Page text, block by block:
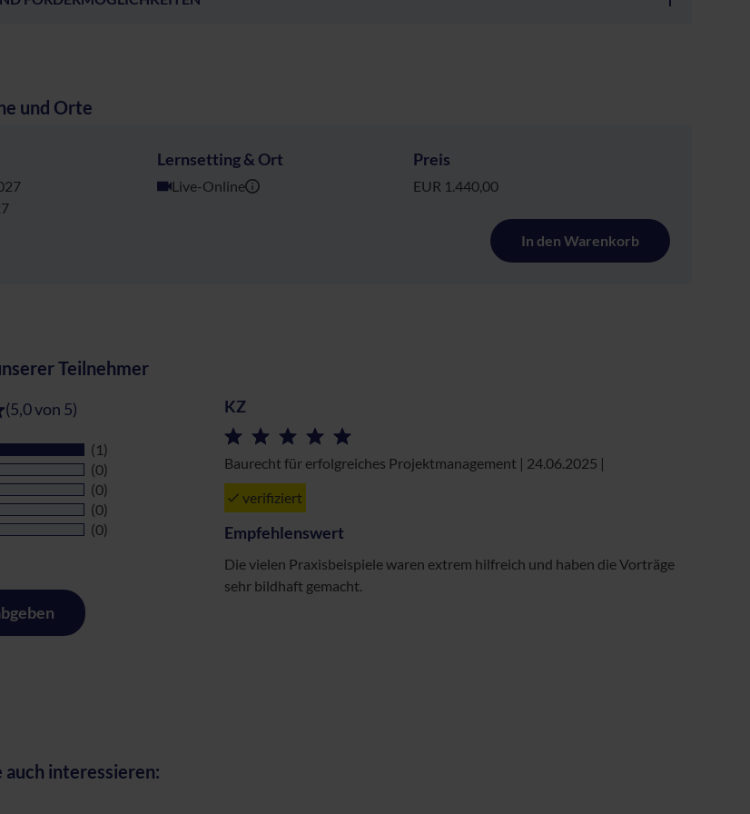
und Orte
Lernsetting & Ort
Live-Online
Preis
EUR 1.440,00
In den Warenkorb
Teilnehmer
(5,0 von 5)
(1)
(0)
(0)
(0)
(0)
KZ
Baurecht für erfolgreiches Projektmanagement | 24.06.2025 |
verifiziert
Empfehlenswert
Die vielen Praxisbeispiele waren extrem hilfreich und haben die Vorträge
sehr bildhaft gemacht.
auch interessieren: